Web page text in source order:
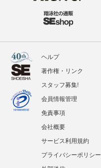
ヘルプ
著作権・リンク
スタッフ募集!
会員情報管理
免責事項
会社概要
サービス利用規約
プライバシーポリシー